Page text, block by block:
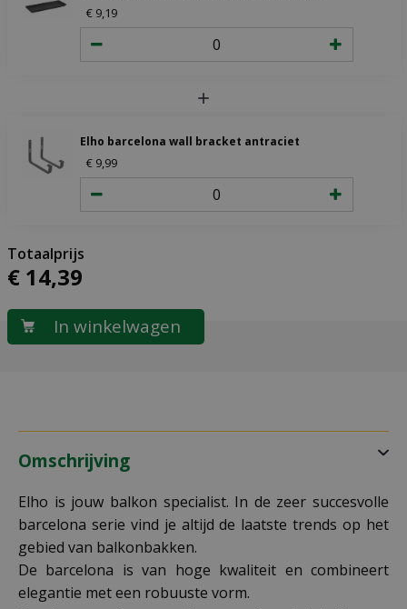
€ 9 19
Elho barcelona wall bracket antraciet
€ 9 99
€ 14,39
Omschrijving
Elho is jouw balkon specialist. In de zeer succesvolle
barcelona serie vind je altijd de laatste trends op het
gebied van balkonbakken.
De barcelona is van hoge kwaliteit en combineert
elegantie met een robuuste vorm.